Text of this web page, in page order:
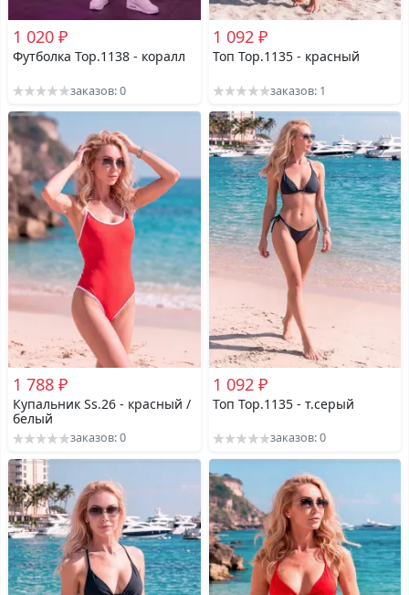
1 020 ₽
Футболка Top.1138 - коралл
заказов: 0
1 092 ₽
Топ Top.1135 - красный
заказов: 1
1 788 ₽
Купальник Ss.26 - красный /
белый
заказов: 0
1 092 ₽
Топ Top.1135 - т.серый
заказов: 0